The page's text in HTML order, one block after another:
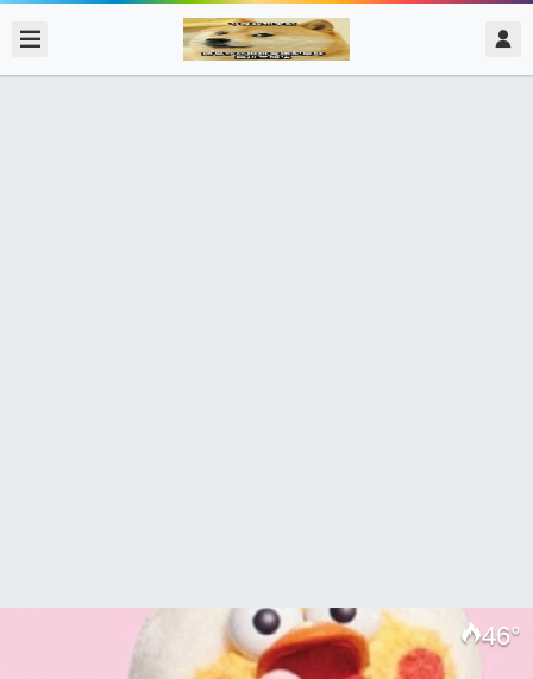
46°
admin @ 梗圖大全 MEME NOW 2020/2/14